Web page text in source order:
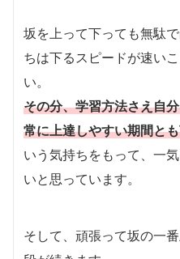
坂を上って下っても無駄
ちは下るスピードが速い
い。
その分、学習方法さえ自
常に上達しやすい期間と
いう気持ちをもって、一
いと思っています。
そして、頑張って坂の一